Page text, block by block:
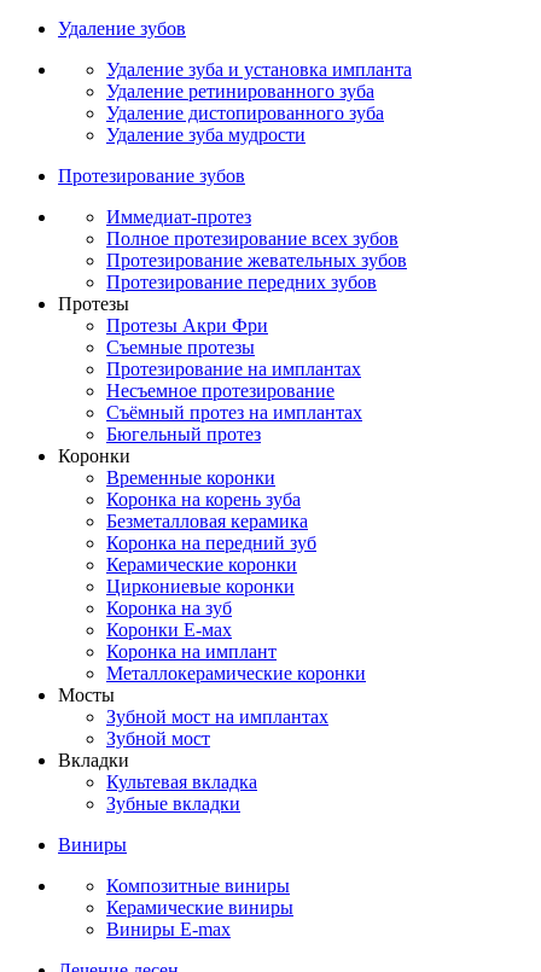
Удаление зубов
Удаление зуба и установка импланта
Удаление ретинированного зуба
Удаление дистопированного зуба
Удаление зуба мудрости
Протезирование зубов
Иммедиат-протез
Полное протезирование всех зубов
Протезирование жевательных зубов
Протезирование передних зубов
Протезы
Протезы Акри Фри
Съемные протезы
Протезирование на имплантах
Несъемное протезирование
Съёмный протез на имплантах
Бюгельный протез
Коронки
Временные коронки
Коронка на корень зуба
Безметалловая керамика
Коронка на передний зуб
Керамические коронки
Циркониевые коронки
Коронка на зуб
Коронки Е-мах
Коронка на имплант
Металлокерамические коронки
Мосты
Зубной мост на имплантах
Зубной мост
Вкладки
Культевая вкладка
Зубные вкладки
Виниры
Композитные виниры
Керамические виниры
Виниры E-max